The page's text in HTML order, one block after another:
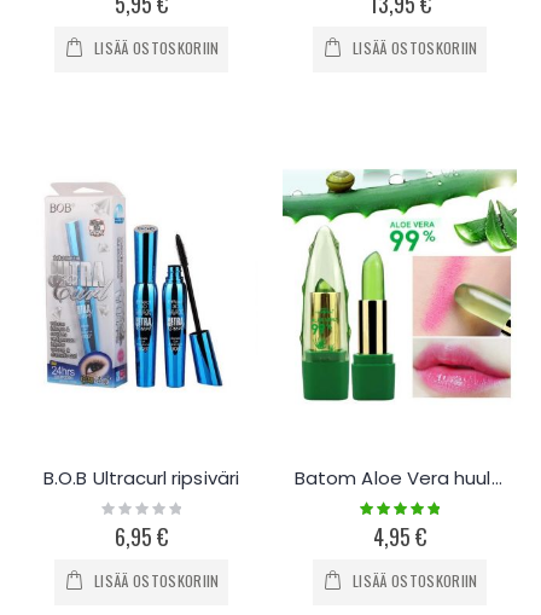
LISÄÄ OSTOSKORIIN LISÄÄ OSTOSKORIIN
B.O.B Ultracurl ripsiväri
Rating:
0%6,95 €
LISÄÄ OSTOSKORIIN
Batom Aloe Vera huulirasva / huulipuna
Rating:
100%
4,95 €
LISÄÄ OSTOSKORIIN